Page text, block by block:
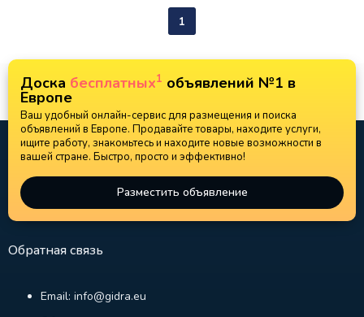
1
Доска бесплатных1 объявлений №1 в
Европе
Ваш удобный онлайн-сервис для размещения и поиска
объявлений в Европе. Продавайте товары, находите услуги,
ищите работу, знакомьтесь и находите новые возможности в
вашей стране. Быстро, просто и эффективно!
Разместить объявление
Обратная связь
Email: info@gidra.eu